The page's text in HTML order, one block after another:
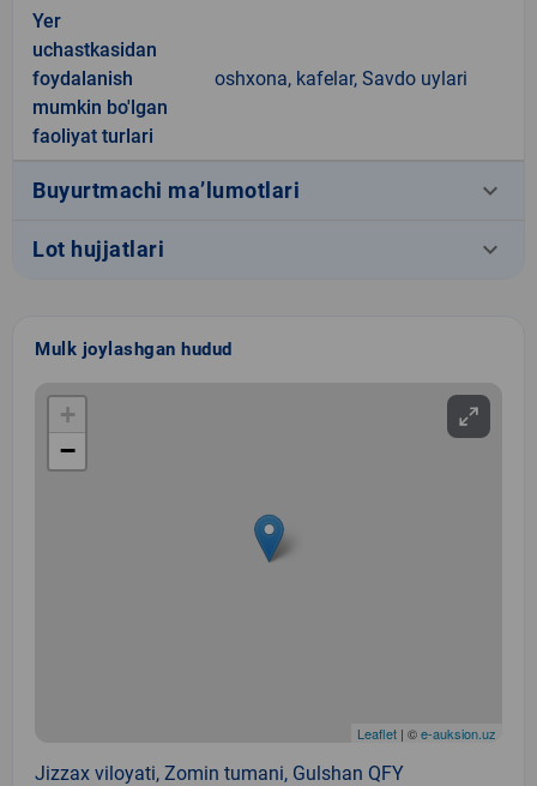
Yer
uchastkasidan
foydalanish
mumkin bo'lgan
faoliyat turlari
oshxona, kafelar, Savdo uylari
Buyurtmachi ma’lumotlari keyboard_arrow_down
Lot hujjatlari keyboard_arrow_down
Mulk joylashgan hudud
+
−
Leaflet | ©e-auksion.uz
Jizzax viloyati, Zomin tumani, Gulshan QFY